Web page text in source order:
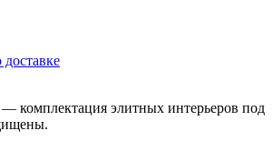
комплектация элитных интерьеров под